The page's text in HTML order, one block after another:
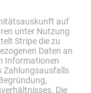
auf
unter Nutzung
Stripe die zu
Daten an
Informationen
Zahlungsausfalls
Die